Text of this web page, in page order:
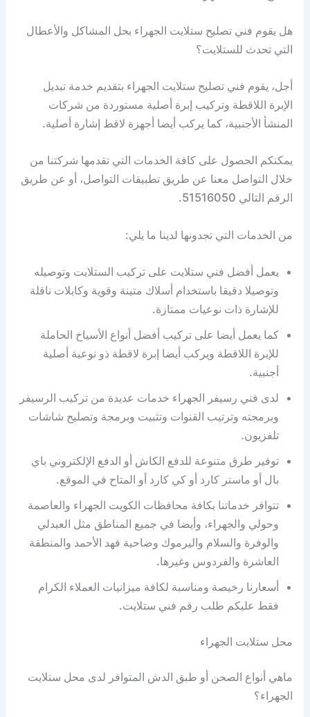
هل يقوم فني تصليح ستلايت الجهراء بحل المشاكل والأعطال
التي تحدث للستلايت؟
أجل، يقوم فني تصليح ستلايت الجهراء بتقديم خدمة تبديل
الإبرة اللاقطة وتركيب إبرة أصلية مستوردة من شركات
المنشأ الأجنبية، كما يركب أيضا أجهزة لاقط إشارة أصلية.
يمكنكم الحصول على كافة الخدمات التي تقدمها شركتنا من
خلال التواصل معنا عن طريق تطبيقات التواصل، أو عن طريق
الرقم التالي 51516050.
من الخدمات التي تجدونها لدينا ما يلي:
يعمل أفضل فني ستلايت على تركيب الستلايت وتوصيله
وتوصيلا دقيقا باستخدام أسلاك متينة وقوية وكابلات ناقلة
للإشارة ذات نوعيات ممتازة.
كما يعمل أيضا على تركيب أفضل أنواع الأسياخ الحاملة
للإبرة اللاقطة ويركب أيضا إبرة لاقطة ذو نوعية أصلية
أجنبية.
لدى فني رسيفر الجهراء خدمات عديدة من تركيب الرسيفر
وبرمجته وترتيب القنوات وتثبيت وبرمجة وتصليح شاشات
تلفزيون.
توفير طرق متنوعة للدفع الكاش أو الدفع الإلكتروني باي
بال أو ماستر كارد أو كي كارد أو المتاح في الموقع.
تتوافر خدماتنا بكافة محافظات الكويت الجهراء والعاصمة
وحولي والجهراء، وأيضا في جميع المناطق مثل العبدلي
والوفرة والسلام واليرموك وضاحية فهد الأحمد والمنطقة
العاشرة والفردوس وغيرها.
أسعارنا رخيصة ومناسبة لكافة ميزانيات العملاء الكرام
فقط عليكم طلب رقم فني ستلايت.
محل ستلايت الجهراء
ماهي أنواع الصحن أو طبق الدش المتوافر لدى محل ستلايت
الجهراء؟